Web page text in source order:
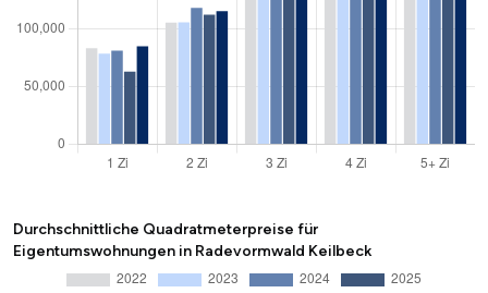
Durchschnittliche Quadratmeterpreise für
Eigentumswohnungen in Radevormwald Keilbeck